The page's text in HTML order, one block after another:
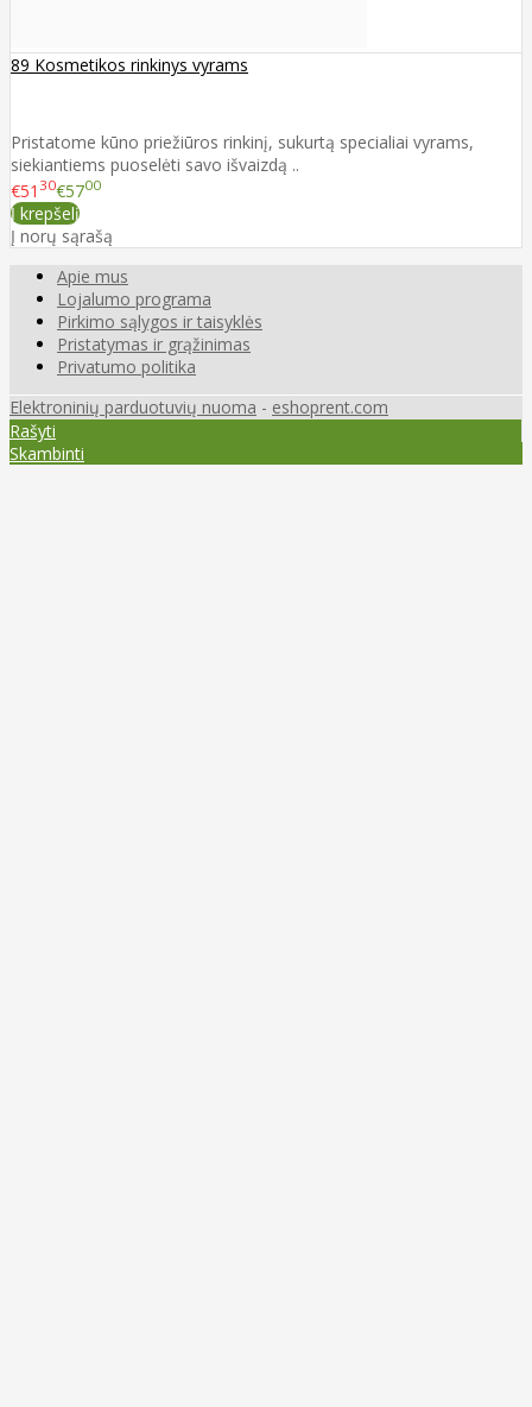
89 Kosmetikos rinkinys vyrams
Pristatome kūno priežiūros rinkinį, sukurtą specialiai vyrams,
siekiantiems puoselėti savo išvaizdą ..
€51 30€5700
Į krepšelį
Į norų sąrašą
Apie mus
Lojalumo programa
Pirkimo sąlygos ir taisyklės
Pristatymas ir grąžinimas
Privatumo politika
Elektroninių parduotuvių nuoma - eshoprent.com
Rašyti
Skambinti